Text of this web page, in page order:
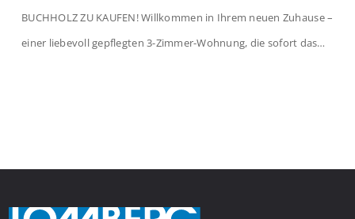
BUCHHOLZ ZU KAUFEN! Willkommen in Ihrem neuen Zuhause –
einer liebevoll gepflegten 3-Zimmer-Wohnung, die sofort das